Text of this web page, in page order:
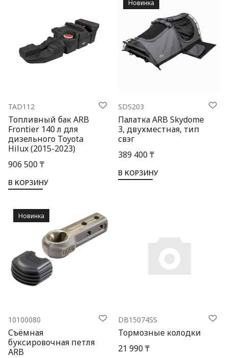
TAD112
Топливный бак ARB
Frontier 140 л для
дизельного Toyota
Hilux (2015-2023)
906 500 ₸
В КОРЗИНУ
SDS203
Палатка ARB Skydome
3, двухместная, тип
свэг
389 400 ₸
В КОРЗИНУ
Новинка
10100080
Съёмная
буксировочная петля
ARB
Новинка
DB15074SS
Тормозные колодки
21 990 ₸